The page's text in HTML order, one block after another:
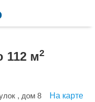
112 м2
, дом 8
На карте